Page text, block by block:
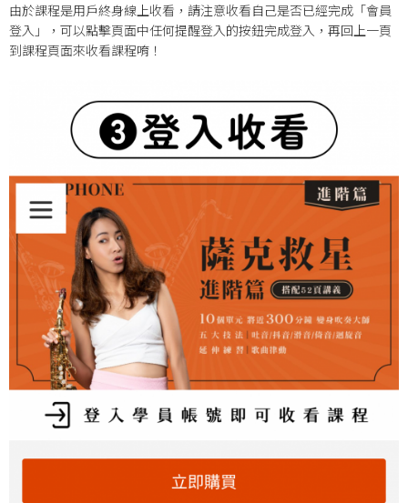
由於課程是用戶終身線上收看，請注意收看自己是否已經完成「會員
登入」，可以點擊頁面中任何提醒登入的按鈕完成登入，再回上一頁
到課程頁面來收看課程唷！